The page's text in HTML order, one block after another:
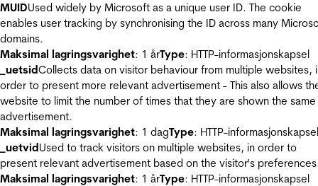
MUIDUsed widely by Microsoft as a unique user ID. The cookie
enables user tracking by synchronising the ID across many
domains.
Maksimal lagringsvarighet: 1 årType: HTTP-informasjonskapsel
_uetsidCollects data on visitor behaviour from multiple websites,
order to present more relevant advertisement - This also allows
website to limit the number of times that they are shown the same
advertisement.
Maksimal lagringsvarighet: 1 dagType: HTTP-informasjonskapsel
_uetvidUsed to track visitors on multiple websites, in order to
present relevant advertisement based on the visitor's
Maksimal lagringsvarighet: 1 årType: HTTP-informasjonskapsel